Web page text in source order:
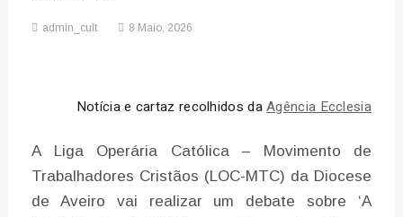
admin_cult 8 Maio, 2026
Notícia e cartaz recolhidos daAgência Ecclesia
A Liga Operária Católica – Movimento de
Trabalhadores Cristãos (LOC-MTC) da Diocese
de Aveiro vai realizar um debate sobre ‘A